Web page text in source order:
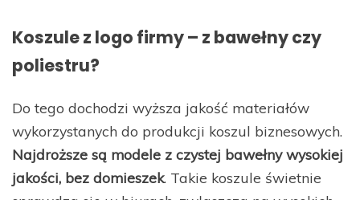
Koszule z logo firmy – z bawełny czy
poliestru?
Do tego dochodzi wyższa jakość materiałów
wykorzystanych do produkcji koszul biznesowych.
Najdroższe są modele z czystej bawełny wysokiej
jakości, bez domieszek. Takie koszule świetnie